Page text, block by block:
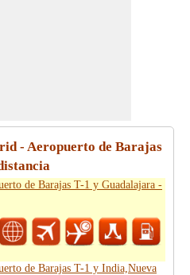
- Aeropuerto de Barajas
de Barajas T-1 y Guadalajara -
de Barajas T-1 y India,Nueva